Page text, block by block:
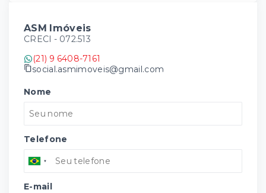
ASM Imóveis
CRECI - 072.513
(21) 9 6408-7161
social.asmimoveis@gmail.com
Nome
Telefone
E-mail